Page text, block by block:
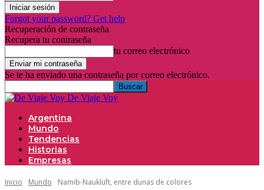
Forgot your password? Get help
Recuperación de contraseña
Recupera tu contraseña
tu correo electrónico
Se te ha enviado una contraseña por correo electrónico.
De Viaje Voy
Argentina
Mundo
Tendencias
Historias
Empresas
Inicio Mundo Namib-Naukluft, entre dunas de colores